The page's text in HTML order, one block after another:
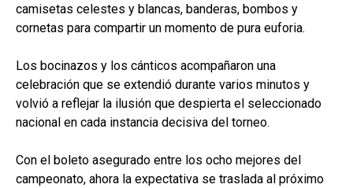
camisetas celestes y blancas, banderas, bombos y
cornetas para compartir un momento de pura euforia.
Los bocinazos y los cánticos acompañaron una
celebración que se extendió durante varios minutos y
volvió a reflejar la ilusión que despierta el seleccionado
nacional en cada instancia decisiva del torneo.
Con el boleto asegurado entre los ocho mejores del
campeonato, ahora la expectativa se traslada al próximo